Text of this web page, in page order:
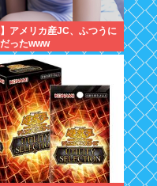
】アメリカ産JC、ふつうに
ったwww